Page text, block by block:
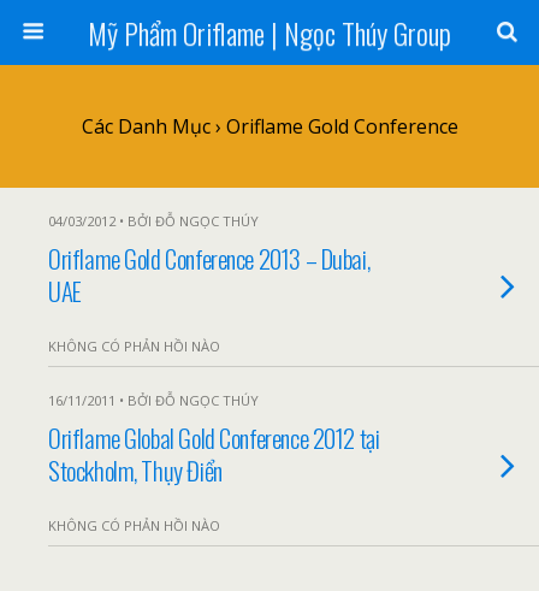
Mỹ Phẩm Oriflame | Ngọc Thúy Group
Các Danh Mục › Oriflame Gold Conference
04/03/2012 • BỞI ĐỖ NGỌC THÚY
Oriflame Gold Conference 2013 – Dubai,
UAE
KHÔNG CÓ PHẢN HỒI NÀO
16/11/2011 • BỞI ĐỖ NGỌC THÚY
Oriflame Global Gold Conference 2012 tại
Stockholm, Thụy Điển
KHÔNG CÓ PHẢN HỒI NÀO